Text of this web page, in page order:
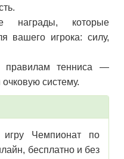
награды, которые
вашего игрока: силу,
правилам тенниса —
систему.
Чемпионат по
бесплатно и без